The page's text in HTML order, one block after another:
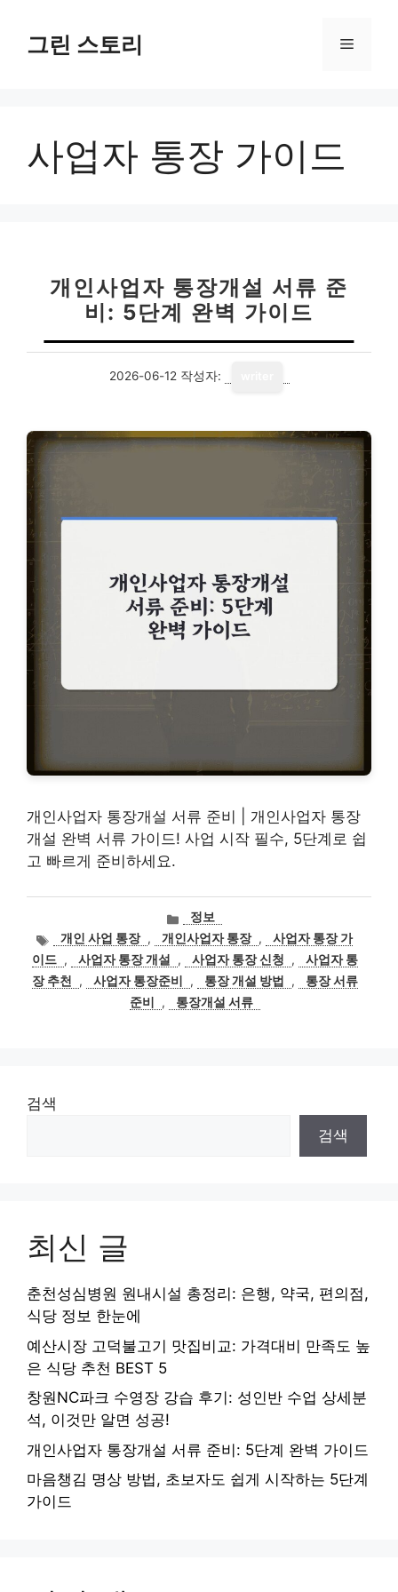
그린 스토리 메
사업자 통장 가이드
개인사업자 통장개설 서류 준
비: 5단계 완벽 가이드
2026-06-12 작성자:
개인사업자 통장개설 서류 준비 | 개인사업자 통장
개설 완벽 서류 가이드! 사업 시작 필수, 5단계로 쉽
고 빠르게 준비하세요.
카
테
고
리
정보
태
그
개인 사업 통장 , 개인사업자 통장 ,
사업자 통장 가
이드 , 사업자 통장 개설 , 사업자 통장 신청 ,
사업자 통
장 추천
, 사업자 통장준비 , 통장 개설 방법 ,
통장 서류
준비
, 통장개설 서류
검색
검색
최신 글
춘천성심병원 원내시설 총정리: 은행, 약국, 편의점,
식당 정보 한눈에
예산시장 고덕불고기 맛집비교: 가격대비 만족도 높
은 식당 추천 BEST 5
창원NC파크 수영장 강습 후기: 성인반 수업 상세분
석, 이것만 알면 성공!
개인사업자 통장개설 서류 준비: 5단계 완벽 가이드
마음챙김 명상 방법, 초보자도 쉽게 시작하는 5단계
가이드